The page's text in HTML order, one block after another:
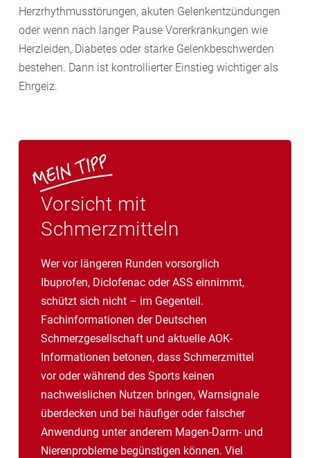
Herzrhythmusstörungen, akuten Gelenkentzündungen
oder wenn nach langer Pause Vorerkrankungen wie
Herzleiden, Diabetes oder starke Gelenkbeschwerden
bestehen. Dann ist kontrollierter Einstieg wichtiger als
Ehrgeiz.
Vorsicht mit
Schmerzmitteln
Wer vor längeren Runden vorsorglich
Ibuprofen, Diclofenac oder ASS einnimmt,
schützt sich nicht – im Gegenteil.
Fachinformationen der Deutschen
Schmerzgesellschaft und aktuelle AOK-
Informationen betonen, dass Schmerzmittel
vor oder während des Sports keinen
nachweislichen Nutzen bringen, Warnsignale
überdecken und bei häufiger oder falscher
Anwendung unter anderem Magen-Darm- und
Nierenprobleme begünstigen können. Viel